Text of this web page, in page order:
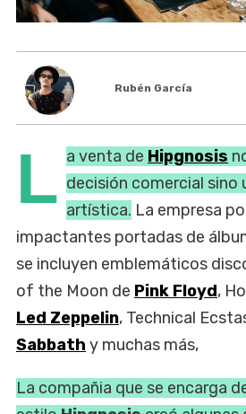
Rubén García
L a venta de Hipgnosis
decisión comercial sino
artística. La empresa
impactantes portadas de
se incluyen emblemáticos
of the Moon de Pink Floyd,
Led Zeppelin, Technical
Sabbath y muchas más,
La compañia que se encarga